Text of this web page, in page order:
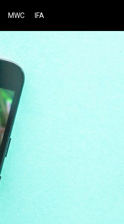
MWC IFA